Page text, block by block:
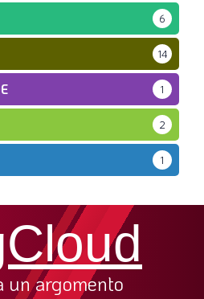
6
14
1
2
1
un argomento